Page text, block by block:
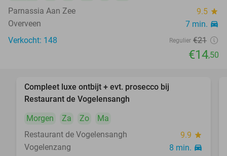
Parnassia Aan Zee
9.5 star
Overveen 7 min. directions_car
Verkocht: 148 Regulier €21
€14,50
Compleet luxe ontbijt + evt. prosecco bij
Restaurant de Vogelensangh
Morgen
Za Zo
Ma
Restaurant de Vogelensangh
9.9 star
Vogelenzang 8 min. directions_car